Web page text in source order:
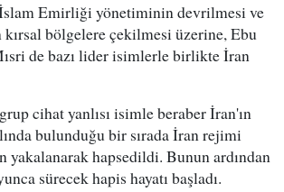
Emirliği yönetiminin devrilmesi ve
kırsal bölgelere çekilmesi üzerine, Ebu
de bazı lider isimlerle birlikte İran
cihat yanlısı isimle beraber İran'ın
bulunduğu bir sırada İran rejimi
yakalanarak hapsedildi. Bunun ardından
sürecek hapis hayatı başladı.